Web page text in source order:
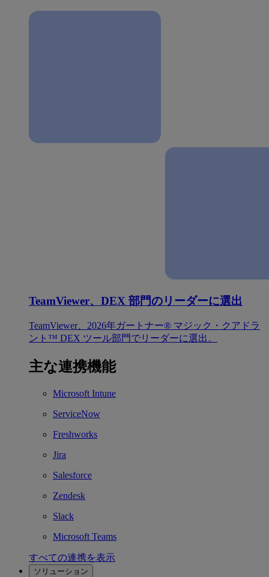
TeamViewer、DEX 部門のリーダーに選出
TeamViewer、2026年ガートナー® マジック・クアドラ
ント™ DEX ツール部門でリーダーに選出。
主な連携機能
Microsoft Intune
ServiceNow
Freshworks
Jira
Salesforce
Zendesk
Slack
Microsoft Teams
すべての連携を表示
ソリューション